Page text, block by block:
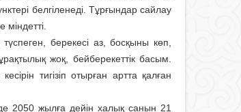
белгіле­неді. Тұрғындар сайлау
берекесі аз, босқыны көп,
жоқ, бейберекеттік басым.
тигізіп отырған артта қалған
2050 жылға дейін халық санын 21